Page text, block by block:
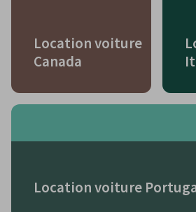
Location voiture
Canada
Location voiture